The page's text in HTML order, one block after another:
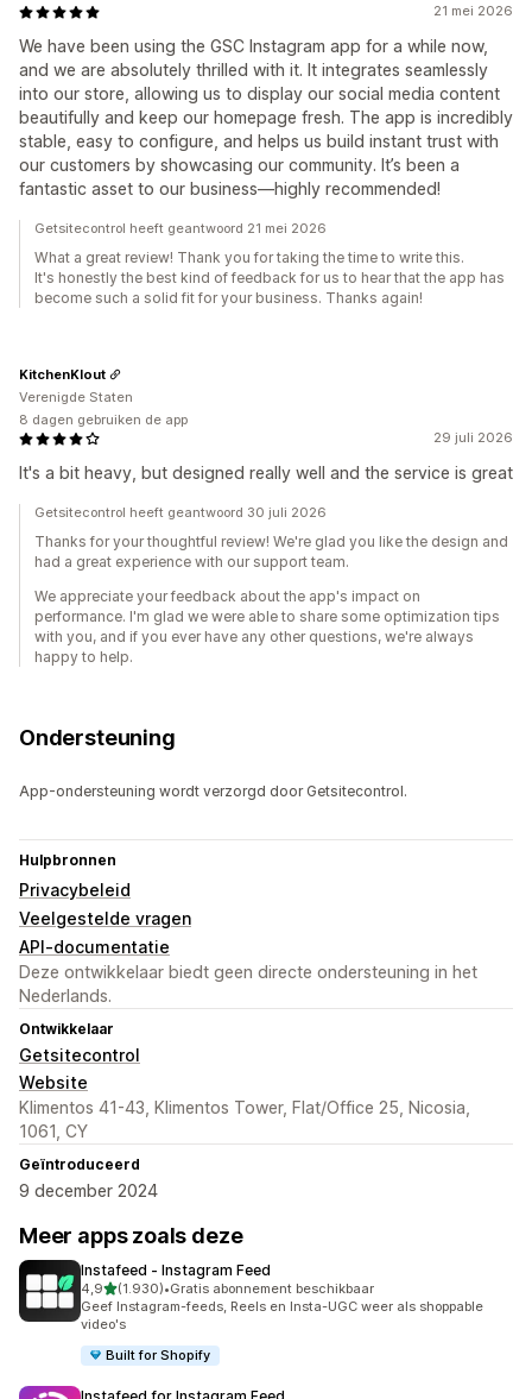
21 mei 2026
We have been using the GSC Instagram app for a while now,
and we are absolutely thrilled with it. It integrates seamlessly
into our store, allowing us to display our social media content
beautifully and keep our homepage fresh. The app is incredibly
stable, easy to configure, and helps us build instant trust with
our customers by showcasing our community. It’s been a
fantastic asset to our business—highly recommended!
Getsitecontrol heeft geantwoord 21 mei 2026
What a great review! Thank you for taking the time to write this.
It's honestly the best kind of feedback for us to hear that the app has
become such a solid fit for your business. Thanks again!
29 juli 2026
It's a bit heavy, but designed really well and the service is great
KitchenKlout
Verenigde Staten
8 dagen gebruiken de app
Getsitecontrol heeft geantwoord 30 juli 2026
Thanks for your thoughtful review! We're glad you like the design and
had a great experience with our support team.
We appreciate your feedback about the app's impact on
performance. I'm glad we were able to share some optimization tips
with you, and if you ever have any other questions, we're always
happy to help.
Ondersteuning
App-ondersteuning wordt verzorgd door Getsitecontrol.
Hulpbronnen
Privacybeleid
Veelgestelde vragen
API-documentatie
Deze ontwikkelaar biedt geen directe ondersteuning in het
Nederlands.
Ontwikkelaar
Getsitecontrol
Website
Klimentos 41-43, Klimentos Tower, Flat/Office 25, Nicosia,
1061, CY
Geïntroduceerd
9 december 2024
Meer apps zoals deze
Instafeed ‑ Instagram Feed
4,9van 5 sterren
(1.930)
1930 recensies in totaal
•Gratis abonnement beschikbaar
Geef Instagram-feeds, Reels en Insta-UGC weer als shoppable
video's
Built for Shopify